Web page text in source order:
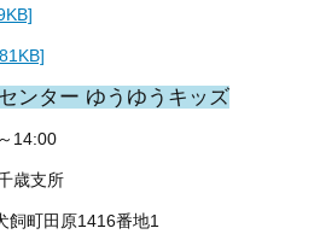
ンター ゆうゆうキッズ
14:00
歳支所
飼町田原1416番地1